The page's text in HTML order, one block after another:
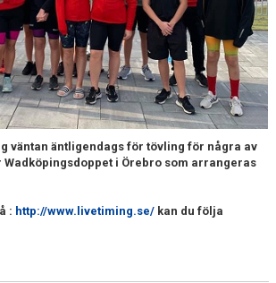
väntan äntligendags för tövling för några av
Wadköpingsdoppet i Örebro som arrangeras
: http://www.livetiming.se/ kan du följa